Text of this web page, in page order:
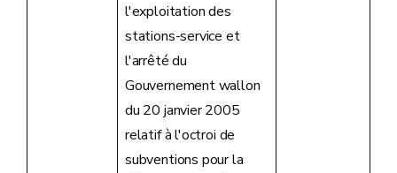
l'exploitation des
stations-service et
l'arrêté du
Gouvernement wallon
du 20 janvier 2005
relatif à l'octroi de
subventions pour la